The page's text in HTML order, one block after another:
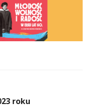
roku